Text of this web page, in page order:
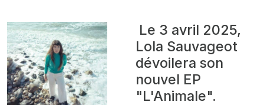
Le 3 avril 2025,
Lola Sauvageot
dévoilera son
nouvel EP
"L'Animale".